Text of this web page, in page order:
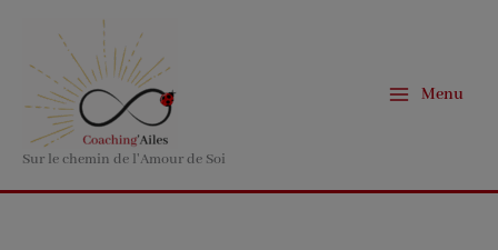
contenu
Sur le chemin de l'Amour de Soi
Menu